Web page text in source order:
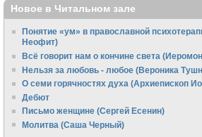
Новое в Читальном зале
Понятие «ум» в православной
Неофит)
Всё говорит нам о кончине света
Нельзя за любовь - любое (Вероника
О семи горячностях духа (Архиепископ
Дебют
Письмо женщине (Сергей Есенин)
Молитва (Саша Черный)